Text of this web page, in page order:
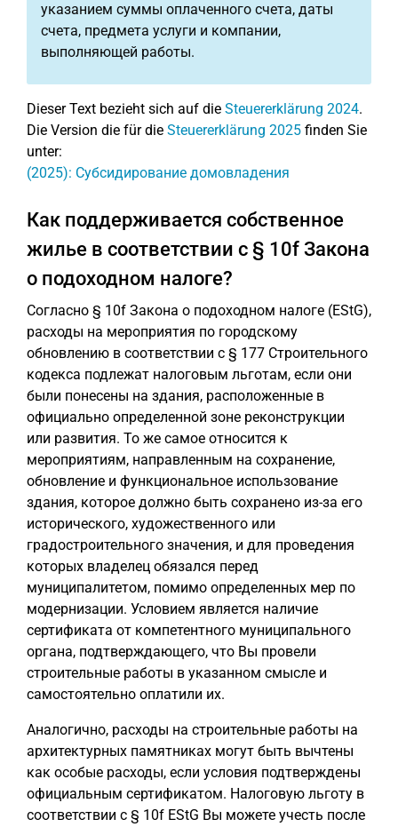
указанием суммы оплаченного счета, даты
счета, предмета услуги и компании,
выполняющей работы.
Dieser Text bezieht sich auf die Steuererklärung 2024.
Die Version die für die Steuererklärung 2025 finden Sie
unter:
(2025): Субсидирование домовладения
Как поддерживается собственное
жилье в соответствии с § 10f Закона
о подоходном налоге?
Согласно § 10f Закона о подоходном налоге (EStG),
расходы на мероприятия по городскому
обновлению в соответствии с § 177 Строительного
кодекса подлежат налоговым льготам, если они
были понесены на здания, расположенные в
официально определенной зоне реконструкции
или развития. То же самое относится к
мероприятиям, направленным на сохранение,
обновление и функциональное использование
здания, которое должно быть сохранено из-за его
исторического, художественного или
градостроительного значения, и для проведения
которых владелец обязался перед
муниципалитетом, помимо определенных мер по
модернизации. Условием является наличие
сертификата от компетентного муниципального
органа, подтверждающего, что Вы провели
строительные работы в указанном смысле и
самостоятельно оплатили их.
Аналогично, расходы на строительные работы на
архитектурных памятниках могут быть вычтены
как особые расходы, если условия подтверждены
официальным сертификатом. Налоговую льготу в
соответствии с § 10f EStG Вы можете учесть после